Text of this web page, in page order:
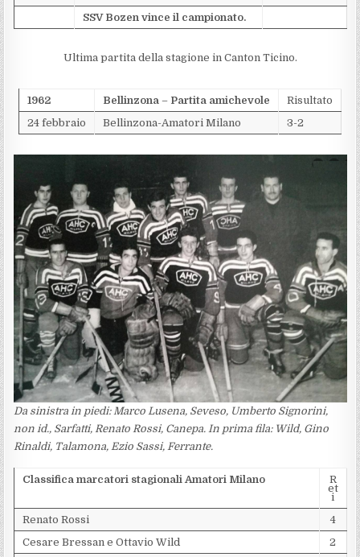
SSV Bozen vince il campionato.
Ultima partita della stagione in Canton Ticino.
1962 Bellinzona – Partita amichevole
Risultato
24 febbraio
Bellinzona-Amatori Milano 3-2
Da sinistra in piedi: Marco Lusena, Seveso, Umberto Signorini,
non id., Sarfatti, Renato Rossi, Canepa. In prima fila: Wild, Gino
Rinaldi, Talamona, Ezio Sassi, Ferrante.
Classifica marcatori stagionali Amatori Milano R
et
i
Renato Rossi
4
Cesare Bressan e Ottavio Wild
2